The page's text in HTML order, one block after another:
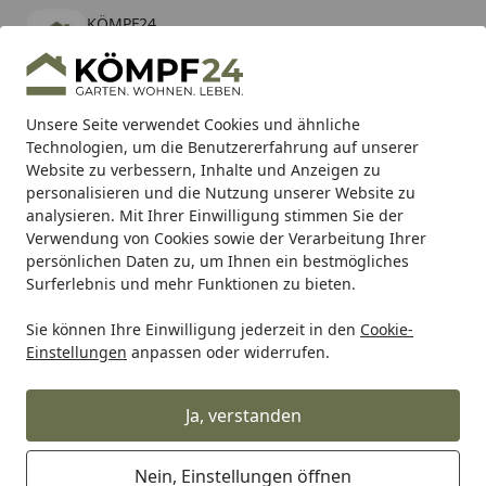
Unsere Seite verwendet Cookies und ähnliche
Technologien, um die Benutzererfahrung auf unserer
Website zu verbessern, Inhalte und Anzeigen zu
personalisieren und die Nutzung unserer Website zu
analysieren. Mit Ihrer Einwilligung stimmen Sie der
Verwendung von Cookies sowie der Verarbeitung Ihrer
persönlichen Daten zu, um Ihnen ein bestmögliches
Surferlebnis und mehr Funktionen zu bieten.
Sie können Ihre Einwilligung jederzeit in den Cookie-
Einstellungen anpassen oder widerrufen.
Ja, verstanden
Nein, Einstellungen öffnen
KÖMPF24
kostenlos - Im App Store
Hotline
Alle Produkte
Mein Konto
Suchen
Karibu Pools inkl. gratis Sandfilteranlage & Pool-
Starterset (Gesamtwert bis 468,99€)
Startseite
Auto & Zweirad Fahrradzubehör & Fahrradbedarf
Stronglight Kettenblatt 44 Zähne
Direct Mount schwarz